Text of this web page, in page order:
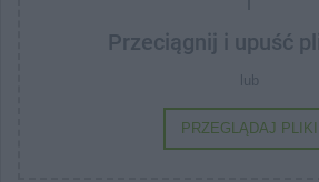
Przeciągnij i upuść
lub
PRZEGLĄDAJ PLIKI